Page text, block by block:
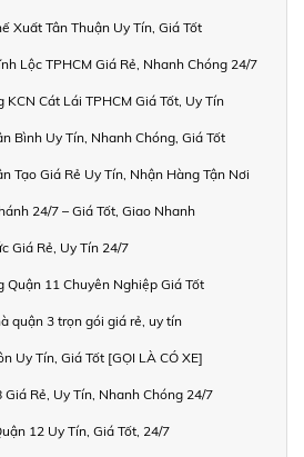
Xuất Tân Thuận Uy Tín, Giá Tốt
Lộc TPHCM Giá Rẻ, Nhanh Chóng 24/7
KCN Cát Lái TPHCM Giá Tốt, Uy Tín
Bình Uy Tín, Nhanh Chóng, Giá Tốt
Tạo Giá Rẻ Uy Tín, Nhận Hàng Tận Nơi
24/7 – Giá Tốt, Giao Nhanh
Giá Rẻ, Uy Tín 24/7
Quận 11 Chuyên Nghiệp Giá Tốt
quận 3 trọn gói giá rẻ, uy tín
Uy Tín, Giá Tốt [GỌI LÀ CÓ XE]
Rẻ, Uy Tín, Nhanh Chóng 24/7
12 Uy Tín, Giá Tốt, 24/7